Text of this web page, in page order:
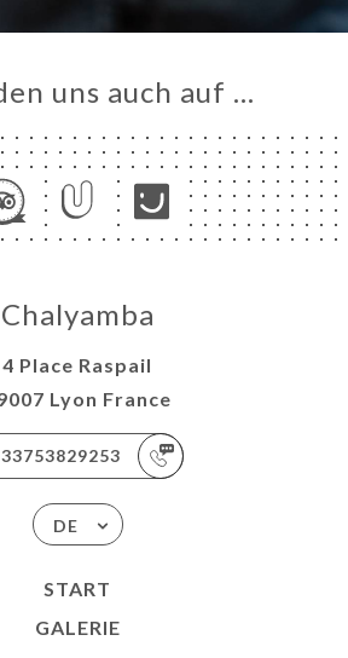
uns auch auf …
Chalyamba
4 Place Raspail
Lyon France
DE
START
GALERIE